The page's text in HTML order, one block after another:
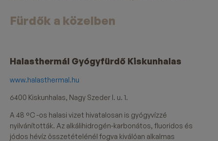
Fürdők a közelben
Halasthermál Gyógyfürdő Kiskunhalas
www.halasthermal.hu
6400 Kiskunhalas, Nagy Szeder I. u. 1.
A 48 °C -os halasi vizet hivatalosan is gyógyvízzé
nyilvánították. Az alkálihidrogén-karbonátos, fluoridos és
jódos hévíz összetételénél fogva kiválóan alkalmas